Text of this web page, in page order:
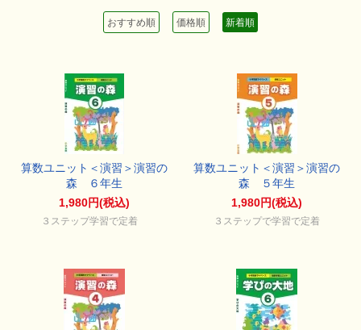
おすすめ順 価格順 新着順
算数ユニット＜演習＞演習の
森 ６年生
1,980円(税込)
３ステップ学習で定着
算数ユニット＜演習＞演習の
森 ５年生
1,980円(税込)
３ステップで学習で定着